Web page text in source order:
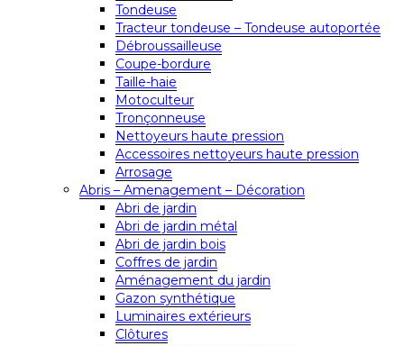
Tondeuse
Tracteur tondeuse – Tondeuse autoportée
Débroussailleuse
Coupe-bordure
Taille-haie
Motoculteur
Tronçonneuse
Nettoyeurs haute pression
Accessoires nettoyeurs haute pression
Arrosage
Abris – Amenagement – Décoration
Abri de jardin
Abri de jardin métal
Abri de jardin bois
Coffres de jardin
Aménagement du jardin
Gazon synthétique
Luminaires extérieurs
Clôtures